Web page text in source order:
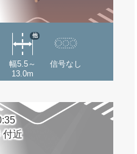
幅5.5～
13.0m
他
信号なし
付近